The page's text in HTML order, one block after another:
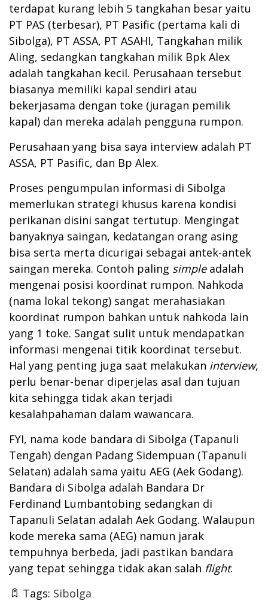
terdapat kurang lebih 5 tangkahan besar yaitu
PT PAS (terbesar), PT Pasific (pertama kali di
Sibolga), PT ASSA, PT ASAHI, Tangkahan milik
Aling, sedangkan tangkahan milik Bpk Alex
adalah tangkahan kecil. Perusahaan tersebut
biasanya memiliki kapal sendiri atau
bekerjasama dengan toke (juragan pemilik
kapal) dan mereka adalah pengguna rumpon.
Perusahaan yang bisa saya interview adalah PT
ASSA, PT Pasific, dan Bp Alex.
Proses pengumpulan informasi di Sibolga
memerlukan strategi khusus karena kondisi
perikanan disini sangat tertutup. Mengingat
banyaknya saingan, kedatangan orang asing
bisa serta merta dicurigai sebagai antek-antek
saingan mereka. Contoh paling simpleadalah
mengenai posisi koordinat rumpon. Nahkoda
(nama lokal tekong) sangat merahasiakan
koordinat rumpon bahkan untuk nahkoda lain
yang 1 toke. Sangat sulit untuk mendapatkan
informasi mengenai titik koordinat tersebut.
Hal yang penting juga saat melakukan interview,
perlu benar-benar diperjelas asal dan tujuan
kita sehingga tidak akan terjadi
kesalahpahaman dalam wawancara.
FYI, nama kode bandara di Sibolga (Tapanuli
Tengah) dengan Padang Sidempuan (Tapanuli
Selatan) adalah sama yaitu AEG (Aek Godang).
Bandara di Sibolga adalah Bandara Dr
Ferdinand Lumbantobing sedangkan di
Tapanuli Selatan adalah Aek Godang. Walaupun
kode mereka sama (AEG) namun jarak
tempuhnya berbeda, jadi pastikan bandara
yang tepat sehingga tidak akan salah flight.
Tags: Sibolga